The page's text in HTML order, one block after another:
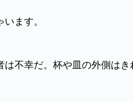
ます。
不幸だ。杯や皿の外側はき